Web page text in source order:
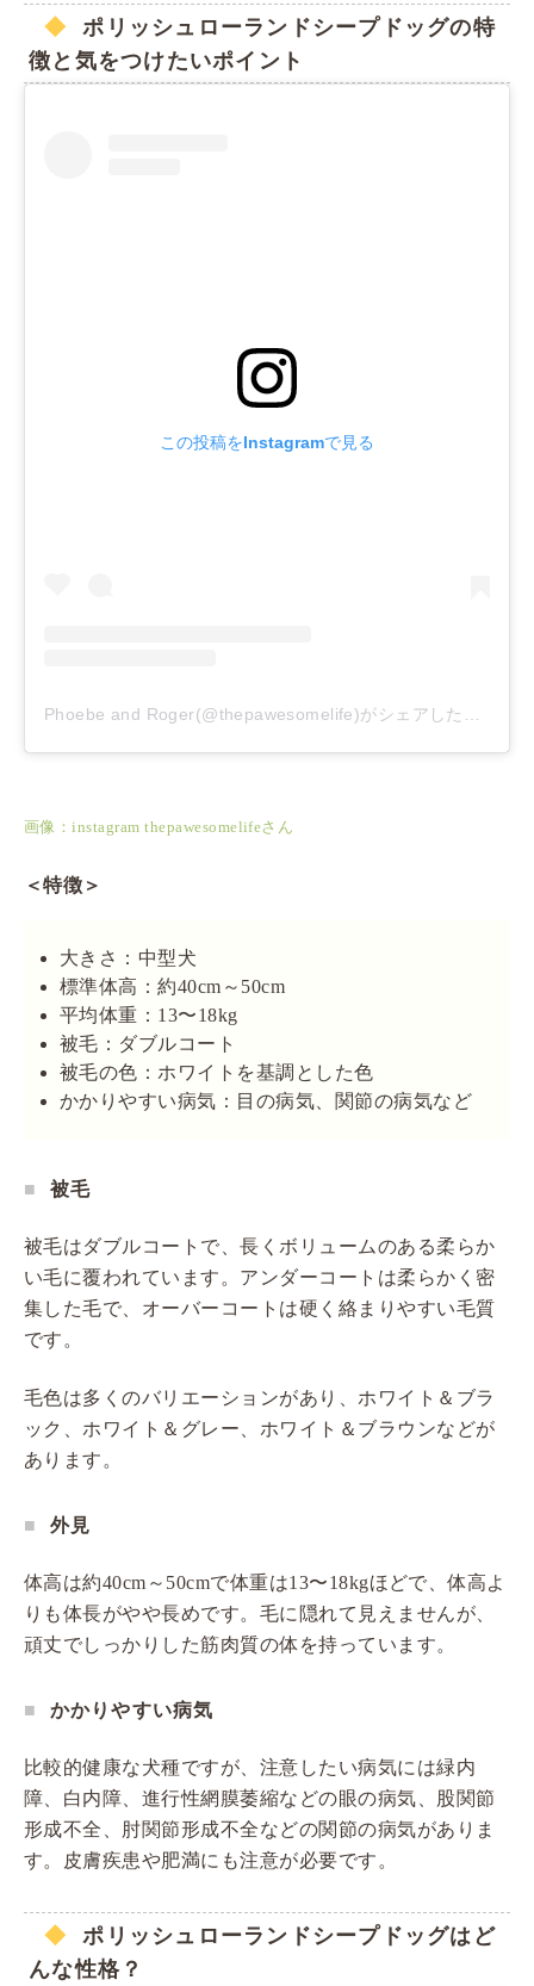
ポリッシュローランドシープドッグの特
徴と気をつけたいポイント
この投稿をInstagramで見る
Phoebe and Roger(@thepawesomelife)がシェアした投稿
画像：instagram thepawesomelifeさん
＜特徴＞
大きさ：中型犬
標準体高：約40cm～50cm
平均体重：13〜18kg
被毛：ダブルコート
被毛の色：ホワイトを基調とした色
かかりやすい病気：目の病気、関節の病気など
被毛
被毛はダブルコートで、長くボリュームのある柔らか
い毛に覆われています。アンダーコートは柔らかく密
集した毛で、オーバーコートは硬く絡まりやすい毛質
です。
毛色は多くのバリエーションがあり、ホワイト＆ブラ
ック、ホワイト＆グレー、ホワイト＆ブラウンなどが
あります。
外見
体高は約40cm～50cmで体重は13〜18kgほどで、体高よ
りも体長がやや長めです。毛に隠れて見えませんが、
頑丈でしっかりした筋肉質の体を持っています。
かかりやすい病気
比較的健康な犬種ですが、注意したい病気には緑内
障、白内障、進行性網膜萎縮などの眼の病気、股関節
形成不全、肘関節形成不全などの関節の病気がありま
す。皮膚疾患や肥満にも注意が必要です。
ポリッシュローランドシープドッグはど
んな性格？